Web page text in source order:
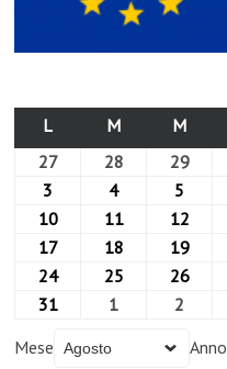
L
M M
27
28 29
3
4 5
10
11 12
17
18 19
24
25 26
31
1 2
Mese
Anno